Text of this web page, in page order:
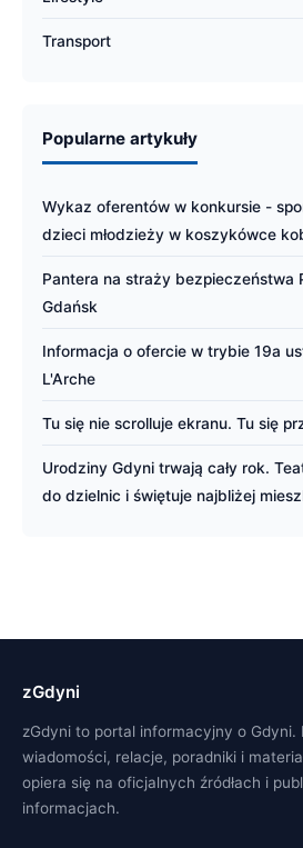
Transport
Popularne artykuły
Wykaz oferentów w konkursie -
dzieci młodzieży w koszykówce
Pantera na straży bezpieczeństwa
Gdańsk
Informacja o ofercie w trybie 19a
L'Arche
Tu się nie scrolluje ekranu. Tu się
Urodziny Gdyni trwają cały rok.
do dzielnic i świętuje najbliżej
zGdyni
zGdyni to portal informacyjny o Gdyni.
wiadomości, relacje, poradniki i
opiera się na oficjalnych źródłach i
informacjach.